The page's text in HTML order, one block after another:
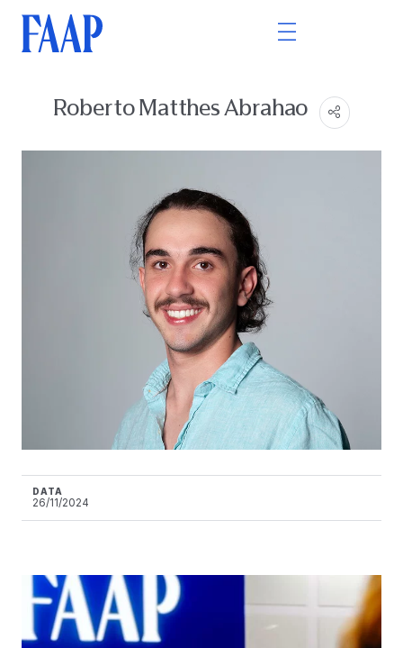
Roberto Matthes Abrahao
DATA
26/11/2024